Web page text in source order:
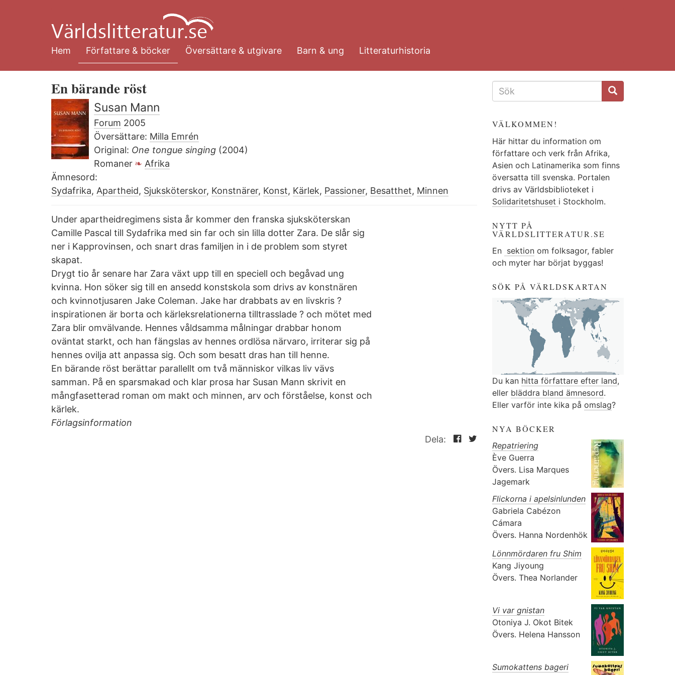
huvudinnehåll
Hem
Författare & böcker Översättare & utgivare Barn & ung Litteraturhistoria
En bärande röst
Susan Mann
Forum 2005
Översättare: Milla Emrén
Original: One tongue singing (2004)
Romaner
Afrika
Ämnesord:
Sydafrika, Apartheid, Sjuksköterskor, Konstnärer, Konst, Kärlek, Passioner, Besatthet, Minnen
Under apartheidregimens sista år kommer den franska sjuksköterskan
Camille Pascal till Sydafrika med sin far och sin lilla dotter Zara. De slår sig
ner i Kapprovinsen, och snart dras familjen in i de problem som styret
skapat.
Drygt tio år senare har Zara växt upp till en speciell och begåvad ung
kvinna. Hon söker sig till en ansedd konstskola som drivs av konstnären
och kvinnotjusaren Jake Coleman. Jake har drabbats av en livskris ?
inspirationen är borta och kärleksrelationerna tilltrasslade ? och mötet med
Zara blir omvälvande. Hennes våldsamma målningar drabbar honom
oväntat starkt, och han fängslas av hennes ordlösa närvaro, irriterar sig på
hennes ovilja att anpassa sig. Och som besatt dras han till henne.
En bärande röst berättar parallellt om två människor vilkas liv vävs
samman. På en sparsmakad och klar prosa har Susan Mann skrivit en
mångfasetterad roman om makt och minnen, arv och förståelse, konst och
kärlek.
Förlagsinformation
Dela:
SÖKFORMULÄR
VÄLKOMMEN!
Här hittar du information om
författare och verk från Afrika,
Asien och Latinamerika som finns
översatta till svenska. Portalen
drivs av Världsbiblioteket i
Solidaritetshuset i Stockholm.
NYTT PÅ
VÄRLDSLITTERATUR.SE
En sektionom folksagor, fabler
och myter har börjat byggas!
SÖK PÅ VÄRLDSKARTAN
Du kan hitta författare efter land,
eller bläddra bland ämnesord.
Eller varför inte kika på omslag?
NYA BÖCKER
Repatriering
Ève Guerra
Övers. Lisa Marques
Jagemark
Flickorna i apelsinlunden
Gabriela Cabézon
Cámara
Övers. Hanna Nordenhök
Lönnmördaren fru Shim
Kang Jiyoung
Övers. Thea Norlander
Vi var gnistan
Otoniya J. Okot Bitek
Övers. Helena Hansson
Sumokattens bageri